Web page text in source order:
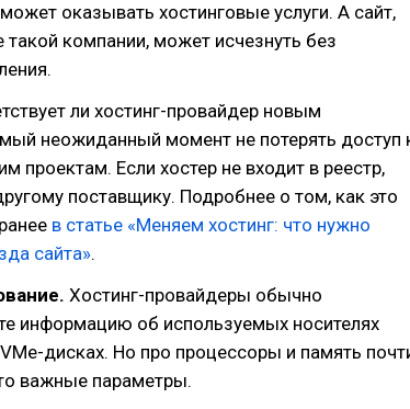
оказывать хостинговые услуги. А сайт,
компании, может исчезнуть без
ли хостинг-провайдер новым
неожиданный момент не потерять доступ
проектам. Если хостер не входит в реестр,
поставщику. Подробнее о том, как это
в статье «Меняем хостинг: что нужно
сайта».
Хостинг-провайдеры обычно
информацию об используемых носителях
дисках. Но про процессоры и память
важные параметры.